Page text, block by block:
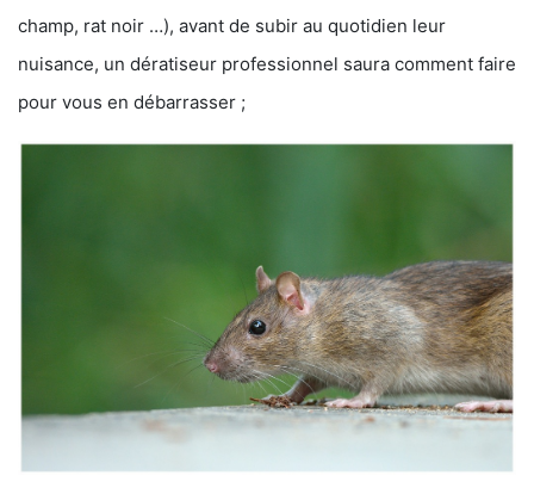
champ, rat noir …), avant de subir au quotidien leur
nuisance, un dératiseur professionnel saura comment faire
pour vous en débarrasser ;